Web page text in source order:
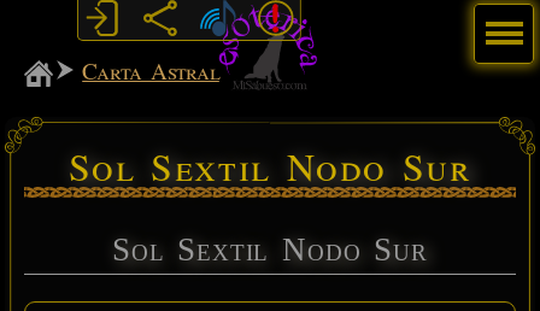
MiSabueso
Carta Astral
Sol Sextil Nodo Sur
Sol Sextil Nodo Sur
Menú